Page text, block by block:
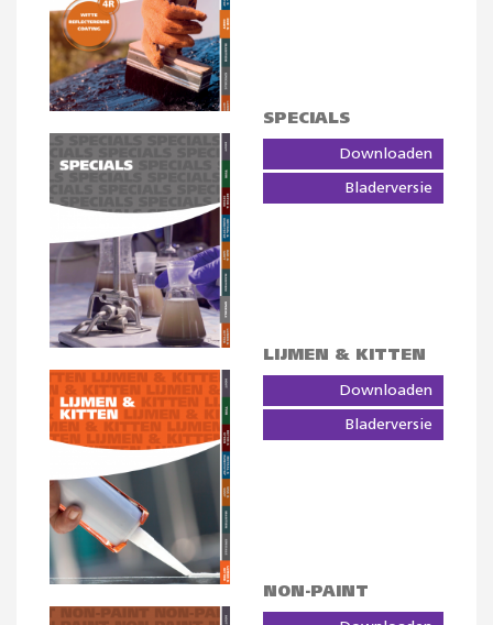
SPECIALS
Downloaden
Bladerversie
LIJMEN & KITTEN
Downloaden
Bladerversie
NON-PAINT